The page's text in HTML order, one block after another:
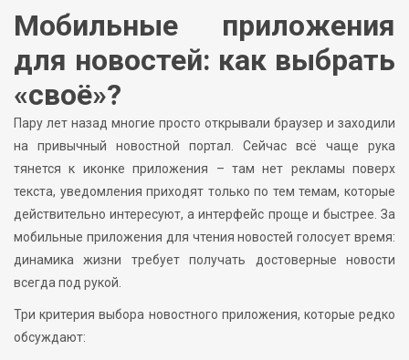
Мобильные приложения
для новостей: как выбрать
«своё»?
Пару лет назад многие просто открывали браузер и заходили
на привычный новостной портал. Сейчас всё чаще рука
тянется к иконке приложения – там нет рекламы поверх
текста, уведомления приходят только по тем темам, которые
действительно интересуют, а интерфейс проще и быстрее. За
мобильные приложения для чтения новостей голосует время:
динамика жизни требует получать достоверные новости
всегда под рукой.
Три критерия выбора новостного приложения, которые редко
обсуждают: